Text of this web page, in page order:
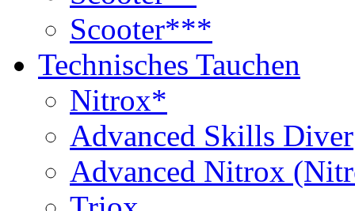
Scooter***
Technisches Tauchen
Nitrox*
Advanced Skills Diver
Advanced Nitrox